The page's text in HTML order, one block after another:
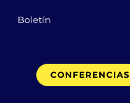
Boletín
CONFERENCIAS